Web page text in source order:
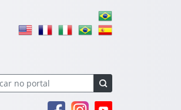
FacebookInstagramYoutube